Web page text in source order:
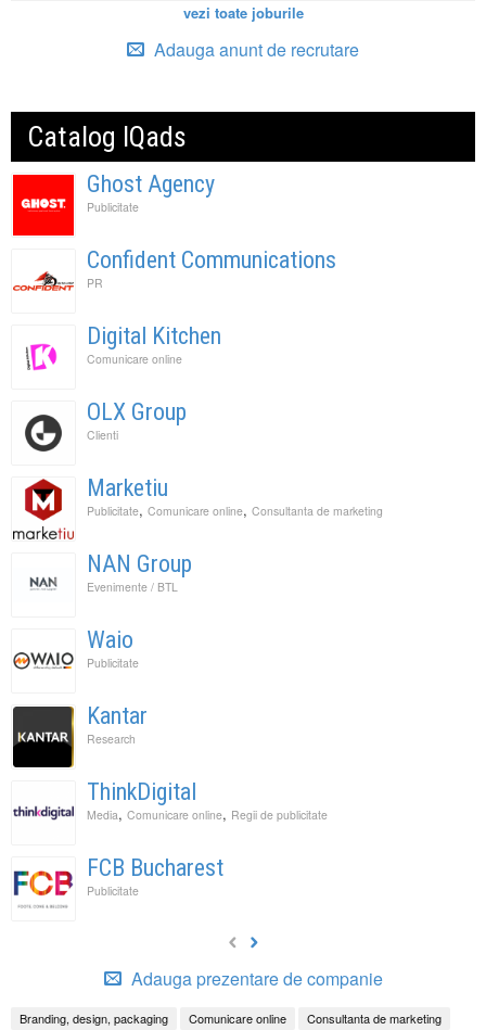
vezi toate joburile
Adauga anunt de recrutare
Catalog IQads
Ghost Agency
Publicitate
Confident Communications
PR
Digital Kitchen
Comunicare online
OLX Group
Clienti
Marketiu
Publicitate, Comunicare online, Consultanta de marketing
NAN Group
Evenimente / BTL
Waio
Publicitate
Kantar
Research
ThinkDigital
Media, Comunicare online, Regii de publicitate
FCB Bucharest
Publicitate
Adauga prezentare de companie
Branding, design, packaging Comunicare online Consultanta de marketing